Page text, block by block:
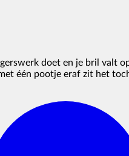
doet en je bril valt
één pootje eraf zit het